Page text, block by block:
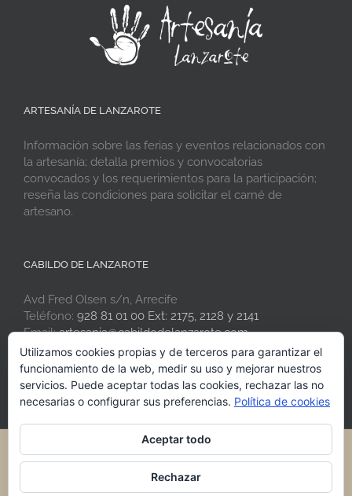
ARTESANÍA DE LANZAROTE
Información sobre las ferias y eventos relacionados con
la artesanía; detalla premios y convocatorias
convocados y los requerimientos para la participación;
reseña las condiciones para solicitar el carné de
artesano.
CABILDO DE LANZAROTE
Avd Fred Olsen s/n, Arrecife
Teléfono: 928 81 01 00 Ext: 2175, 2128 y 2141
Email:artesania@cabildodelanzarote.com
Web:www.artesaniadelanzarote.com
® 2021 Artesania de Lanzarote · Cabildo de Lanzarote
Utilizamos cookies propias y de terceros para garantizar el
funcionamiento de la web, medir su uso y mejorar nuestros
servicios. Puede aceptar todas las cookies, rechazar las no
necesarias o configurar sus preferencias. Política de cookies
Aceptar todo
Rechazar